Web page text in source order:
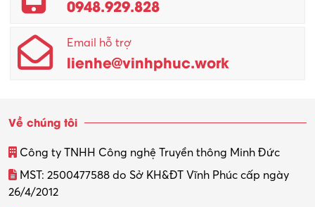
Quản lý chất lượng – QC
Quản lý sản xuất
Quản trị kinh doanh
Thiết kế nội thất
0948.929.828
Email hỗ trợ
lienhe@vinhphuc.work
Về chúng tôi
Công ty TNHH Công nghệ Truyền thông Minh Đức
MST: 2500477588 do Sở KH&ĐT Vĩnh Phúc cấp ngày
26/4/2012